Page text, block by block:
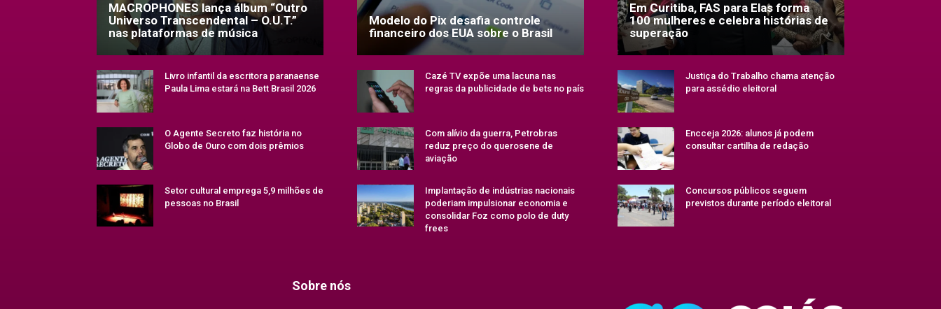
MACROPHONES lança álbum “Outro
Universo Transcendental – O.U.T.”
nas plataformas de música
Livro infantil da escritora paranaense
Paula Lima estará na Bett Brasil 2026
O Agente Secreto faz história no
Globo de Ouro com dois prêmios
Setor cultural emprega 5,9 milhões de
pessoas no Brasil
Modelo do Pix desafia controle
financeiro dos EUA sobre o Brasil
Cazé TV expõe uma lacuna nas
regras da publicidade de bets no país
Com alívio da guerra, Petrobras
reduz preço do querosene de
aviação
Implantação de indústrias nacionais
poderiam impulsionar economia e
consolidar Foz como polo de duty
frees
Em Curitiba, FAS para Elas forma
100 mulheres e celebra histórias de
superação
Justiça do Trabalho chama atenção
para assédio eleitoral
Encceja 2026: alunos já podem
consultar cartilha de redação
Concursos públicos seguem
previstos durante período eleitoral
Sobre nós